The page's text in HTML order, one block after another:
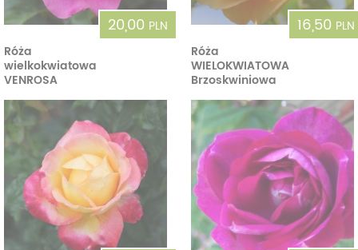
20,00 PLN
Róża
wielkokwiatowa
VENROSA
16,50 PLN
Róża
WIELOKWIATOWA
Brzoskwiniowa